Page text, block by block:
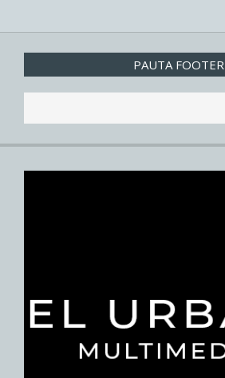
PAUTA FOOTER